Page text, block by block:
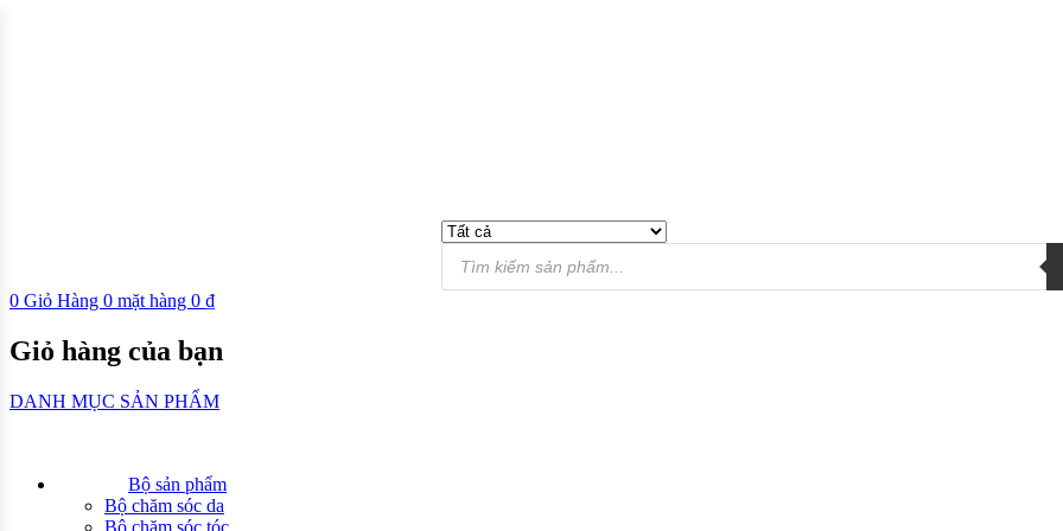
0 Giỏ Hàng 0 mặt hàng 0 ₫
Giỏ hàng của bạn
DANH MỤC SẢN PHẨM
Bộ sản phẩm
Bộ chăm sóc da
Bộ chăm sóc tóc